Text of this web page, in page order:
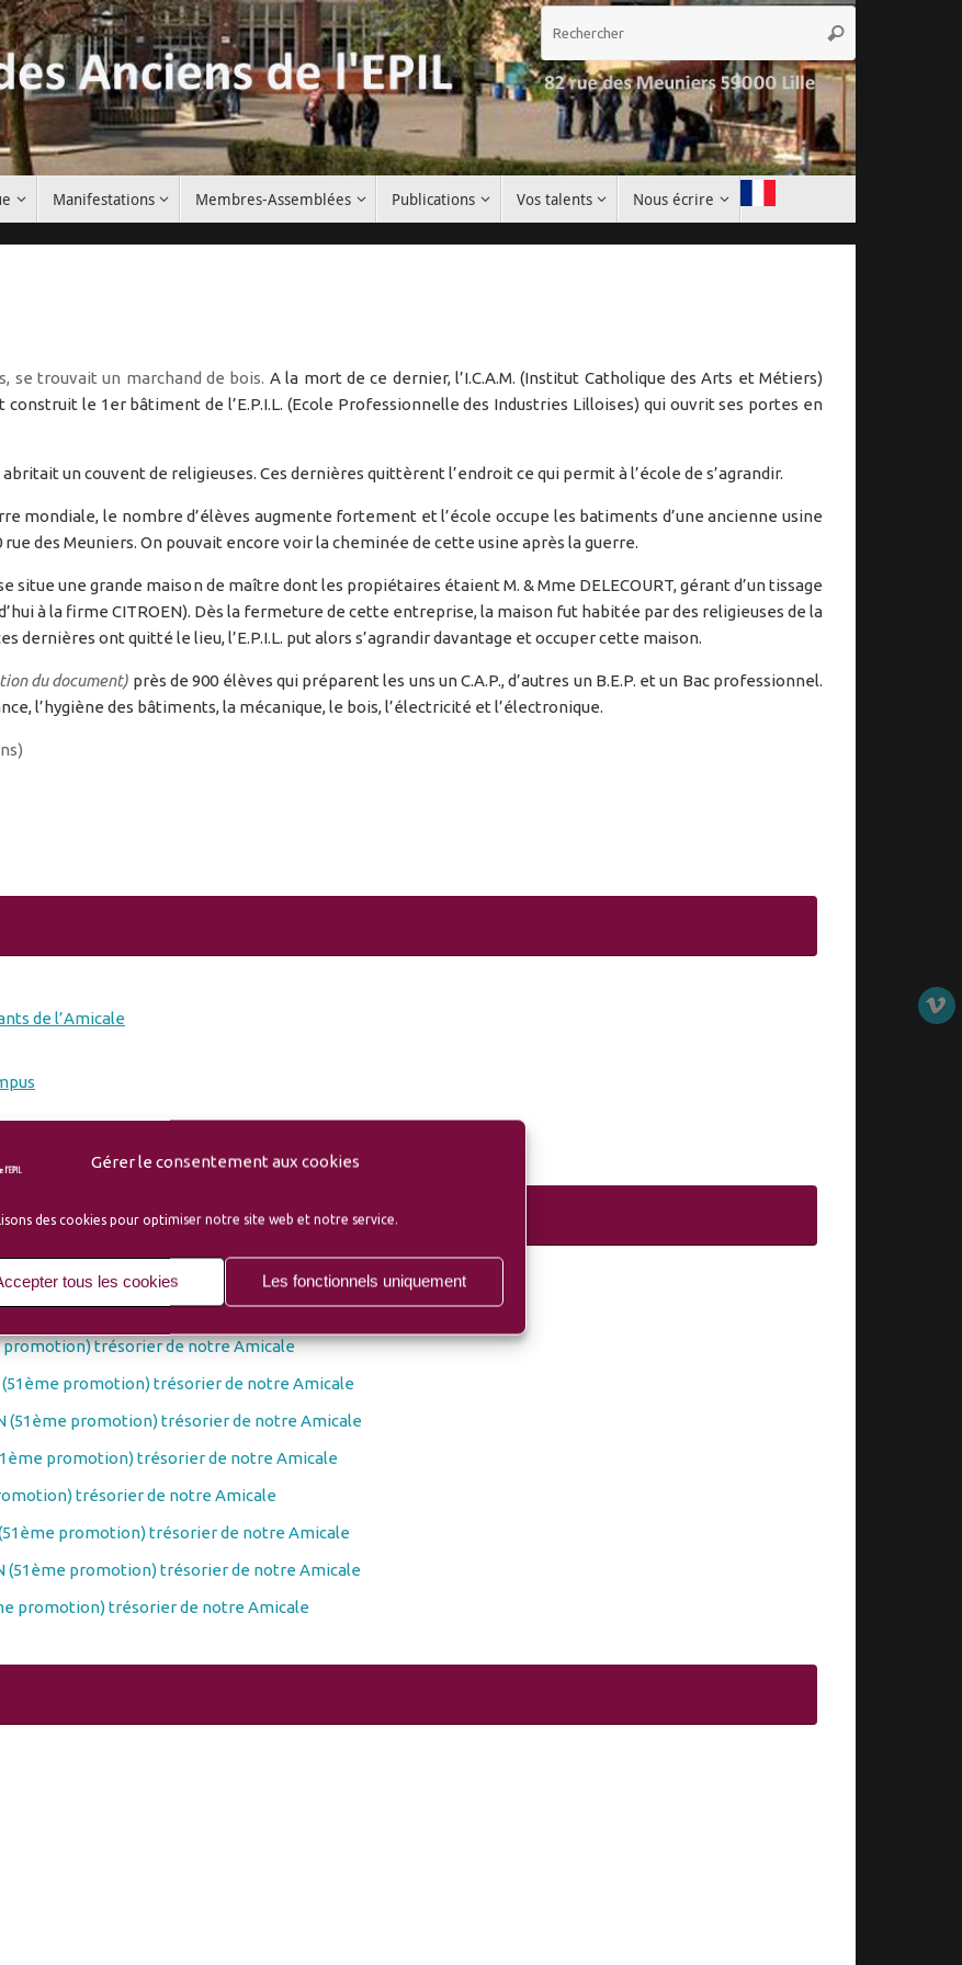
Gérer le consentement aux cookies
des cookies pour optimiser notre site web et notre service.
tous les cookies Les fonctionnels uniquement
:
Rechercher
Manifestations Membres-Assemblées Publications Vos talents Nous écrire
se trouvait un marchand de bois. A la mort de ce dernier, l’I.C.A.M. (Institut Catholique des Arts et Métiers)
le 1er bâtiment de l’E.P.I.L. (Ecole Professionnelle des Industries Lilloises) qui ouvrit ses portes en
abritait un couvent de religieuses. Ces dernières quittèrent l’endroit ce qui permit à l’école de s’agrandir.
mondiale, le nombre d’élèves augmente fortement et l’école occupe les batiments d’une ancienne usine
des Meuniers. On pouvait encore voir la cheminée de cette usine après la guerre.
situe une grande maison de maître dont les propiétaires étaient M. & Mme DELECOURT, gérant d’un tissage
à la firme CITROEN). Dès la fermeture de cette entreprise, la maison fut habitée par des religieuses de la
dernières ont quitté le lieu, l’E.P.I.L. put alors s’agrandir davantage et occuper cette maison.
du document) près de 900 élèves qui préparent les uns un C.A.P., d’autres un B.E.P. et un Bac professionnel.
l’hygiène des bâtiments, la mécanique, le bois, l’électricité et l’électronique.
de l’Amicale
avant l’EPIL)
de la 49ème promotion
(51ème promotion) trésorier de notre Amicale
promotion) trésorier de notre Amicale
(51ème promotion) trésorier de notre Amicale
(51ème promotion) trésorier de notre Amicale
promotion) trésorier de notre Amicale
trésorier de notre Amicale
(51ème promotion) trésorier de notre Amicale
(51ème promotion) trésorier de notre Amicale
promotion) trésorier de notre Amicale